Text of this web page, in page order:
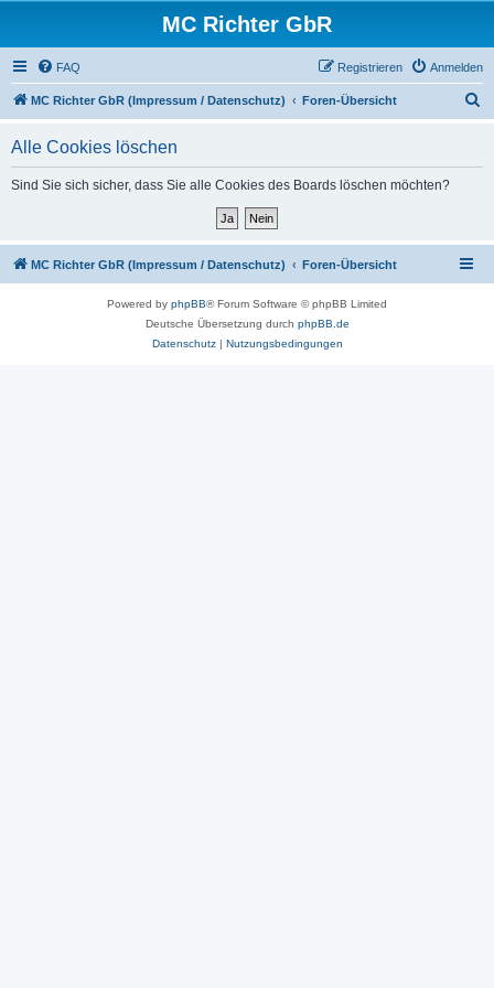
MC Richter GbR
FAQ Anmelden
Registrieren
MC Richter GbR (Impressum / Datenschutz) Foren-Übersicht
Alle Cookies löschen
Sind Sie sich sicher, dass Sie alle Cookies des Boards löschen möchten?
MC Richter GbR (Impressum / Datenschutz) Foren-Übersicht
Powered by phpBB® Forum Software © phpBB Limited
Deutsche Übersetzung durch phpBB.de
Datenschutz| Nutzungsbedingungen